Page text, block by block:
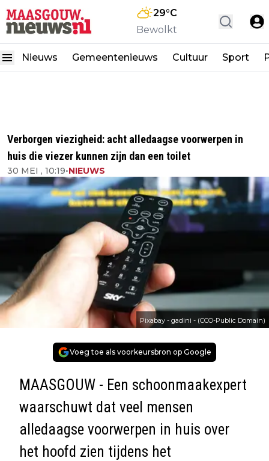
29°C
Bewolkt
Nieuws Gemeentenieuws Cultuur Sport
Verborgen viezigheid: acht alledaagse voorwerpen in
huis die viezer kunnen zijn dan een toilet
30 MEI , 10:19•NIEUWS
Pixabay - gadini - (CCO-Public Domain)
Voeg toe als voorkeursbron op Google
MAASGOUW - Een schoonmaakexpert
waarschuwt dat veel mensen
alledaagse voorwerpen in huis over
het hoofd zien tijdens het